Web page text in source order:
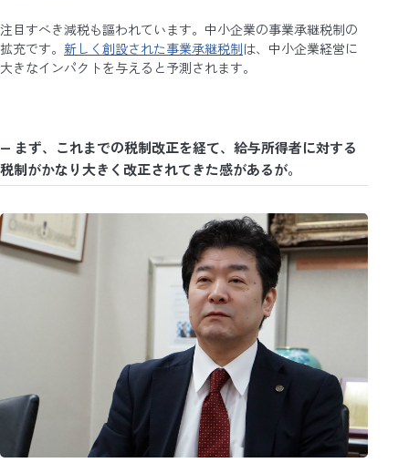
注目すべき減税も謳われています。中小企業の事業承継税制の
拡充です。 新しく創設された事業承継税制は、中小企業経営に
大きなインパクトを与えると予測されます。
― まず、これまでの税制改正を経て、給与所得者に対する
税制がかなり大きく改正されてきた感があるが。